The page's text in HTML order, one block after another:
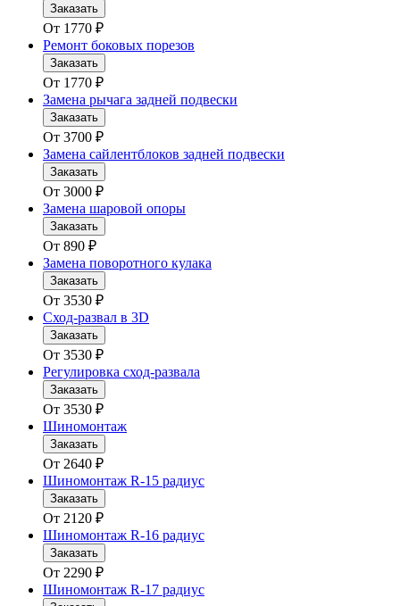
Заказать
От 1770 ₽
Ремонт боковых порезов
Заказать
От 1770 ₽
Замена рычага задней подвески
Заказать
От 3700 ₽
Замена сайлентблоков задней подвески
Заказать
От 3000 ₽
Замена шаровой опоры
Заказать
От 890 ₽
Замена поворотного кулака
Заказать
От 3530 ₽
Сход-развал в 3D
Заказать
От 3530 ₽
Регулировка сход-развала
Заказать
От 3530 ₽
Шиномонтаж
Заказать
От 2640 ₽
Шиномонтаж R-15 радиус
Заказать
От 2120 ₽
Шиномонтаж R-16 радиус
Заказать
От 2290 ₽
Шиномонтаж R-17 радиус